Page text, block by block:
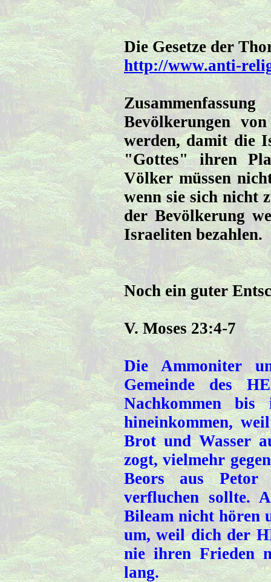
Die Gesetze der
http://www.anti-
Bevölkerungen
werden, damit die
"Gottes" ihren
Völker müssen
wenn sie sich nicht
der Bevölkerung
Israeliten bezahlen.
Noch ein guter
V. Moses 23:4-7
Die Ammoniter
Gemeinde des
Nachkommen
hineinkommen,
Brot und Wasser
zogt, vielmehr
Beors aus
verfluchen sollte.
Bileam nicht hören
um, weil dich der
nie ihren Frieden
lang.